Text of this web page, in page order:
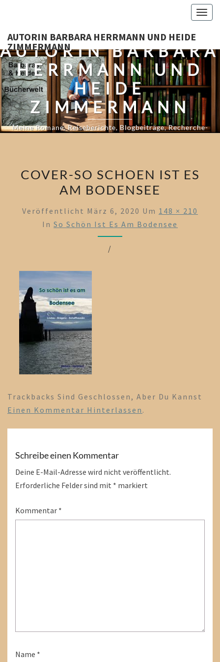
content
AUTORIN BARBARA HERRMANN UND HEIDE
ZIMMERMANN
AUTORIN BARBARA
HERRMANN UND
HEIDE
ZIMMERMANN
Meine Romane, Reiseberichte, Blogbeiträge, Recherche-
Tagebücher Und Mehr…
COVER-SO SCHOEN IST ES
AM BODENSEE
Veröffentlicht März 6, 2020 Um 148 × 210
In So Schön Ist Es Am Bodensee
/
Trackbacks Sind Geschlossen, Aber Du Kannst
Einen Kommentar Hinterlassen .
Schreibe einen Kommentar
Deine E-Mail-Adresse wird nicht veröffentlicht.
Erforderliche Felder sind mit * markiert
Kommentar *
Name *